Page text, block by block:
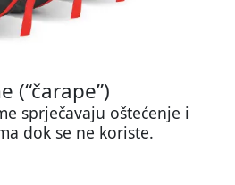
(“čarape”)
sprječavaju oštećenje i
dok se ne koriste.